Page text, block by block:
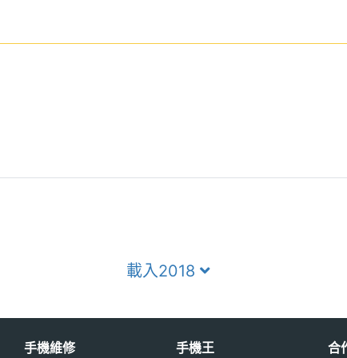
載入2018
手機維修 手機王 合